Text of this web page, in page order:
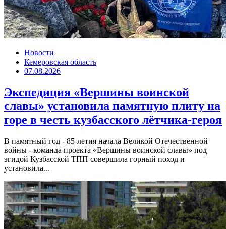
Новости
Кемеровская область
07.08.2026
Экспедиция «Вершины воинской
славы» установила памятную плиту на
горе в честь кузбасского лётчика-героя
В памятный год - 85-летия начала Великой Отечественной
войны - команда проекта «Вершины воинской славы» под
эгидой Кузбасской ТПП совершила горный поход и
установила...